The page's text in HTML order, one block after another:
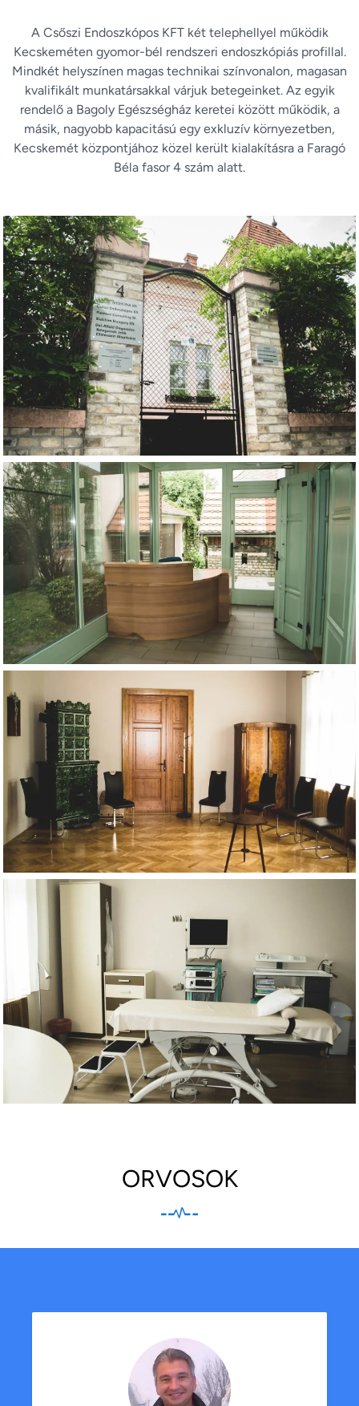
A Csőszi Endoszkópos KFT két telephellyel működik
Kecskeméten gyomor-bél rendszeri endoszkópiás profillal.
Mindkét helyszínen magas technikai színvonalon, magasan
kvalifikált munkatársakkal várjuk betegeinket. Az egyik
rendelő a Bagoly Egészségház keretei között működik, a
másik, nagyobb kapacitású egy exkluzív környezetben,
Kecskemét központjához közel került kialakításra a Faragó
Béla fasor 4 szám alatt.
ORVOSOK